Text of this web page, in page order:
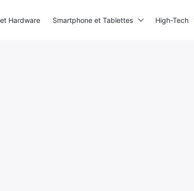
Hardware Smartphone et Tablettes High-Tech